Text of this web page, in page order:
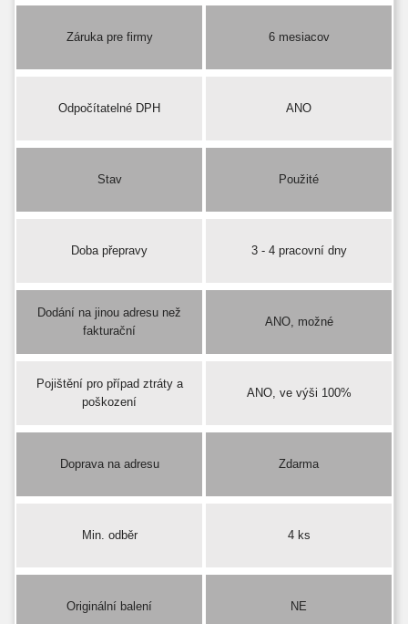
Záruka pre firmy 6 mesiacov
Odpočítatelné DPH ANO
Stav Použité
Doba přepravy 3 - 4 pracovní dny
Dodání na jinou adresu než
fakturační
ANO, možné
Pojištění pro případ ztráty a
poškození
ANO, ve výši 100%
Doprava na adresu Zdarma
Min. odběr 4 ks
Originální balení NE